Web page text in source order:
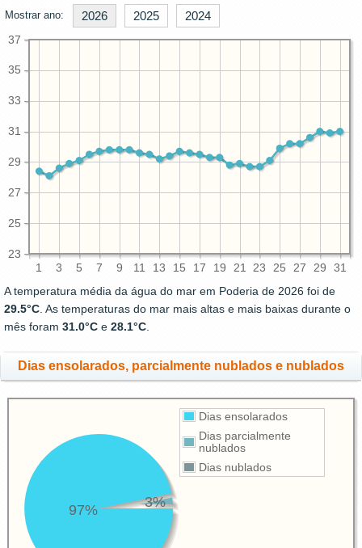
Mostrar ano: 2026 2025 2024
1 3 5 7 9 11 13 15 17 19 21 23 25 27 29 31
23
25
27
29
31
33
35
37
A temperatura média da água do mar em Poderia de 2026 foi de
29.5°C . As temperaturas do mar mais altas e mais baixas durante o
mês foram 31.0°C e 28.1°C
Dias ensolarados, parcialmente nublados e nublados
Dias ensolarados
Dias parcialmente
nublados
Dias nublados
97% 3%